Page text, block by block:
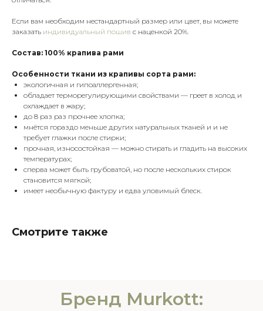
Если вам необходим нестандартный размер или цвет, вы можете
заказать индивидуальный пошив с наценкой 20%.
Состав: 100% крапива рами
Особенности ткани из крапивы сорта рами:
экологичная и гипоаллергенная;
обладает терморегулирующими свойствами — греет в холод и
охлаждает в жару;
до 8 раз раз прочнее хлопка;
мнётся гораздо меньше других натуральных тканей и и не
требует глажки после стирки;
прочная, износостойкая — можно стирать и гладить на высоких
температурах;
сперва может быть грубоватой, но после нескольких стирок
становится мягкой;
имеет необычную фактуру и едва уловимый блеск.
Смотрите также
Бренд Murkott: